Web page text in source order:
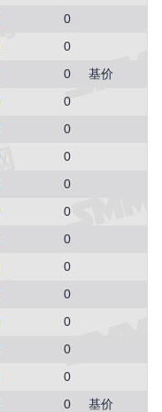
0
0
0
基价
0
0
0
0
0
0
0
0
0
0
0
0
基价